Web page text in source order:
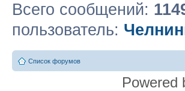
Всего сообщений:
пользователь:
Список форумов
Powered